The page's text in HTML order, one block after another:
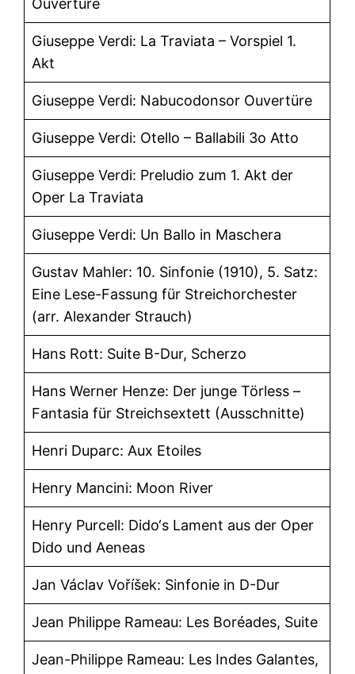
Ouvertüre
Giuseppe Verdi: La Traviata – Vorspiel 1.
Akt
Giuseppe Verdi: Nabucodonsor Ouvertüre
Giuseppe Verdi: Otello – Ballabili 3o Atto
Giuseppe Verdi: Preludio zum 1. Akt der
Oper La Traviata
Giuseppe Verdi: Un Ballo in Maschera
Gustav Mahler: 10. Sinfonie (1910), 5. Satz:
Eine Lese-Fassung für Streichorchester
(arr. Alexander Strauch)
Hans Rott: Suite B-Dur, Scherzo
Hans Werner Henze: Der junge Törless –
Fantasia für Streichsextett (Ausschnitte)
Henri Duparc: Aux Etoiles
Henry Mancini: Moon River
Henry Purcell: Dido‘s Lament aus der Oper
Dido und Aeneas
Jan Václav Voříšek: Sinfonie in D-Dur
Jean Philippe Rameau: Les Boréades, Suite
Jean-Philippe Rameau: Les Indes Galantes,